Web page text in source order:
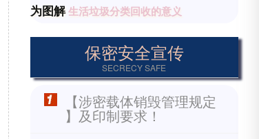
为图解生活垃圾分类回收的意义
保密安全宣传
SECRECY SAFE
【涉密载体销毁管理规定
】及印制要求！